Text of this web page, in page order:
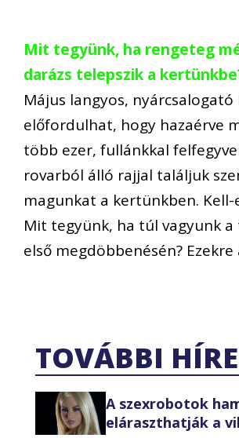
Mit tegyünk, ha rengeteg
darázs telepszik a
Május langyos,
előfordulhat, hogy hazaérve
több ezer, fullánkkal
rovarból álló rajjal találjuk
magunkat a kertünkben.
Mit tegyünk, ha túl vagyunk a
első megdöbbenésén?
TOVÁBBI
A szexrobotok
eláraszthatják a